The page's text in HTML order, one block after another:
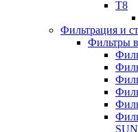
T8
Фильтрация и
Фильтры